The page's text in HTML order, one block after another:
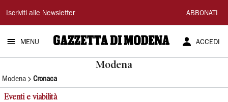
Gazzetta
di
Modena
Iscriviti alle Newsletter ABBONATI
MENU ACCEDI
Modena
Modena Cronaca
Eventi e viabilità